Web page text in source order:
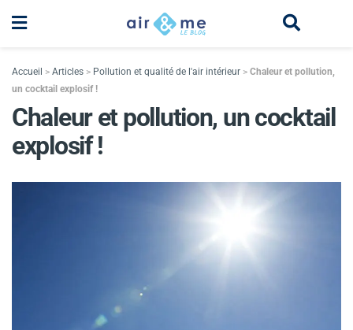
Accueil > Articles > Pollution et qualité de l'air intérieur > Chaleur et pollution,
un cocktail explosif !
Chaleur et pollution, un cocktail
explosif !